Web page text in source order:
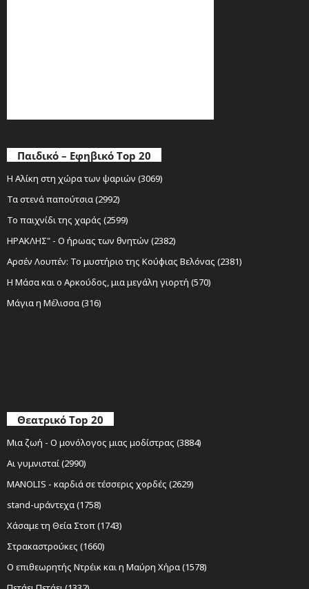
Παιδικό – Εφηβικό Top 20
Η Αλίκη στη χώρα των ψαριών (3069)
Τα στενά παπούτσια (2992)
Το παιχνίδι της χαράς (2599)
ΗΡΑΚΛΗΣ" - Ο ήρωας των θνητών (2382)
Αρσέν Λουπέν: Το μυστήριο της Κούφιας Βελόνας (2381)
Η Μάσα και ο Αρκούδος, μια μεγάλη γιορτή (570)
Μάγια η Μέλισσα (316)
Θεατρικό Top 20
Μια ζωή - Ο μονόλογος μιας μοδίστρας (3884)
Αι γυμνισταί (2990)
MANOLIS - καρδιά σε τέσσερις χορδές (2629)
stand-upάντεχα (1758)
Χάσαμε τη Θεία Στοπ (1743)
Στρακαστρούκες (1660)
Ο επιθεωρητής Ντρέικ και η Μαύρη Χήρα (1578)